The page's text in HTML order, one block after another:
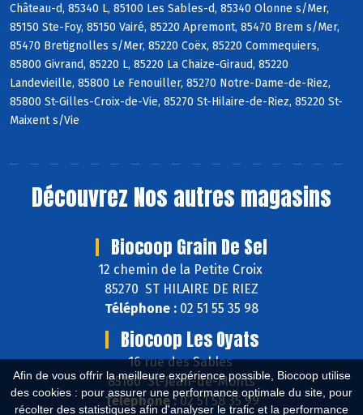
Afin de vous offrir la meilleure expérience possible, Biocoop utilise
des cookies : pour assurer une performance optimale du site, pour
récolter des statistiques afin d'analyser le trafic et la performance
Château-d, 85340 L, 85100 Les Sables-d, 85340 Olonne s/Mer,
85150 Ste-Foy, 85150 Vairé, 85220 Apremont, 85470 Brem s/Mer,
85470 Bretignolles s/Mer, 85220 Coëx, 85220 Commequiers,
85800 Givrand, 85220 L, 85220 La Chaize-Giraud, 85220
Landevieille, 85800 Le Fenouiller, 85270 Notre-Dame-de-Riez,
85800 St-Gilles-Croix-de-Vie, 85270 St-Hilaire-de-Riez, 85220 St-
Maixent s/Vie
Découvrez Nos autres magasins
Biocoop Grain De Sel
12 chemin de la Petite Croix
85270 ST HILAIRE DE RIEZ
Téléphone : 02 51 55 35 98
Biocoop Les Oyats
16 rue des Sables
85160 St-Jean-de-Monts
Téléphone :02 51 58 35 99